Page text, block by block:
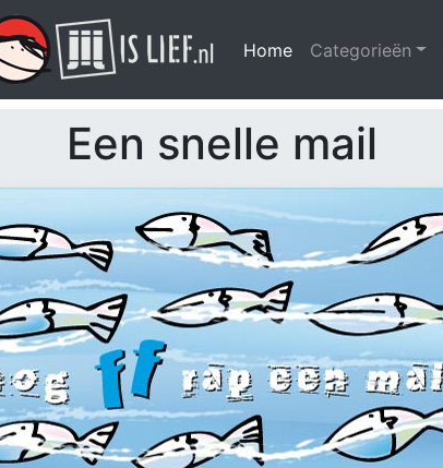
Home (huidige)
Categorieën
Een snelle mail